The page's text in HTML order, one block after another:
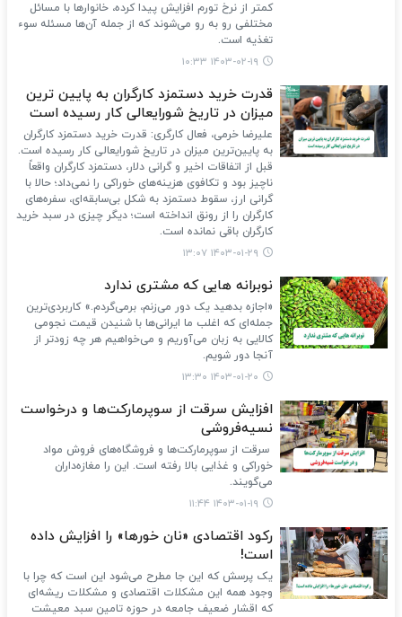
کمتر از نرخ تورم افزایش پیدا کرده، خانوارها با مسائل
مختلفی رو به رو می‌شوند که از جمله آن‌ها مسئله سوء
تغذیه است.
۱۴۰۳-۰۲-۱۹ ۱۰:۳۳
قدرت خرید دستمزد کارگران به پایین ترین
میزان در تاریخ شورایعالی کار رسیده است
علیرضا خرمی، فعال کارگری: قدرت خرید دستمزد کارگران
به پایین‌ترین میزان در تاریخ شورایعالی کار رسیده است.
قبل از اتفاقات اخیر و گرانی دلار، دستمزد کارگران واقعاً
ناچیز بود و تکافوی هزینه‌های خوراکی را نمی‌داد؛ حالا با
گرانی ارز، سقوط دستمزد به شکل بی‌سابقه‌ای، سفره‌های
کارگران را از رونق انداخته است؛ دیگر چیزی در سبد خرید
کارگران باقی نمانده است.
۱۴۰۳-۰۱-۲۹ ۱۳:۰۷
نوبرانه هایی که مشتری ندارد
«اجازه بدهید یک دور می‌زنم، برمی‌گردم.» کاربردی‌ترین
جمله‌ای که اغلب ما ایرانی‌ها با شنیدن قیمت نجومی
کالایی به زبان می‌آوریم و می‌خواهیم هر چه زودتر از
آنجا دور شویم.
۱۴۰۳-۰۱-۲۰ ۱۳:۳۰
افزایش سرقت از سوپرمارکت‌ها و درخواست
نسیه‌فروشی
سرقت از سوپرمارکت‌ها و فروشگاه‌های فروش مواد
خوراکی و غذایی بالا رفته است. این را مغازه‌داران
می‌گویند.
۱۴۰۳-۰۱-۱۹ ۱۱:۴۴
رکود اقتصادی «نان خورها» را افزایش داده
است!
یک پرسش که این جا مطرح می‌شود این است که چرا با
وجود همه این مشکلات اقتصادی و مشکلات ریشه‌ای
که اقشار ضعیف جامعه در حوزه تامین سبد معیشت